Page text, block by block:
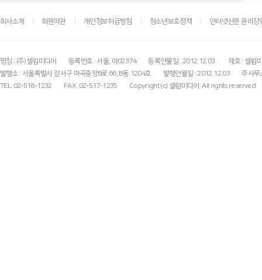
회사소개 회원약관 개인정보취급방침 청소년보호정책 인터넷신문 윤리강
명칭 : (주)셀럽미디어 등록번호 : 서울, 아02374 등록연월일 : 2012.12.03.
제호 : 셀럽
발행소 : 서울특별시 강서구 마곡중앙6로 66, B동 1204호
발행연월일 : 2012.12.03
주사무
TEL. 02-518-1232
FAX. 02-517-1235 Copyright (c) 셀럽미디어. All rights reserved.